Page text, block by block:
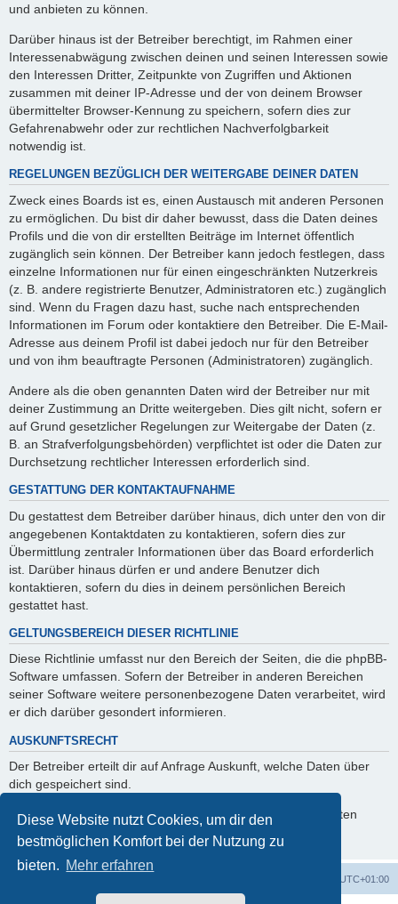
Diese Website nutzt Cookies, um dir den
bestmöglichen Komfort bei der Nutzung zu
bieten. Mehr erfahren
und anbieten zu können.
Darüber hinaus ist der Betreiber berechtigt, im Rahmen einer
Interessenabwägung zwischen deinen und seinen Interessen sowie
den Interessen Dritter, Zeitpunkte von Zugriffen und Aktionen
zusammen mit deiner IP-Adresse und der von deinem Browser
übermittelter Browser-Kennung zu speichern, sofern dies zur
Gefahrenabwehr oder zur rechtlichen Nachverfolgbarkeit
notwendig ist.
REGELUNGEN BEZÜGLICH DER WEITERGABE DEINER DATEN
Zweck eines Boards ist es, einen Austausch mit anderen Personen
zu ermöglichen. Du bist dir daher bewusst, dass die Daten deines
Profils und die von dir erstellten Beiträge im Internet öffentlich
zugänglich sein können. Der Betreiber kann jedoch festlegen, dass
einzelne Informationen nur für einen eingeschränkten Nutzerkreis
(z. B. andere registrierte Benutzer, Administratoren etc.) zugänglich
sind. Wenn du Fragen dazu hast, suche nach entsprechenden
Informationen im Forum oder kontaktiere den Betreiber. Die E-Mail-
Adresse aus deinem Profil ist dabei jedoch nur für den Betreiber
und von ihm beauftragte Personen (Administratoren) zugänglich.
Andere als die oben genannten Daten wird der Betreiber nur mit
deiner Zustimmung an Dritte weitergeben. Dies gilt nicht, sofern er
auf Grund gesetzlicher Regelungen zur Weitergabe der Daten (z.
B. an Strafverfolgungsbehörden) verpflichtet ist oder die Daten zur
Durchsetzung rechtlicher Interessen erforderlich sind.
GESTATTUNG DER KONTAKTAUFNAHME
Du gestattest dem Betreiber darüber hinaus, dich unter den von dir
angegebenen Kontaktdaten zu kontaktieren, sofern dies zur
Übermittlung zentraler Informationen über das Board erforderlich
ist. Darüber hinaus dürfen er und andere Benutzer dich
kontaktieren, sofern du dies in deinem persönlichen Bereich
gestattet hast.
GELTUNGSBEREICH DIESER RICHTLINIE
Diese Richtlinie umfasst nur den Bereich der Seiten, die die phpBB-
Software umfassen. Sofern der Betreiber in anderen Bereichen
seiner Software weitere personenbezogene Daten verarbeitet, wird
er dich darüber gesondert informieren.
AUSKUNFTSRECHT
Der Betreiber erteilt dir auf Anfrage Auskunft, welche Daten über
dich gespeichert sind.
Du kannst jederzeit die Löschung bzw. Sperrung deiner Daten
verlangen. Kontaktiere hierzu bitte den Betreiber.
UTC+01:00